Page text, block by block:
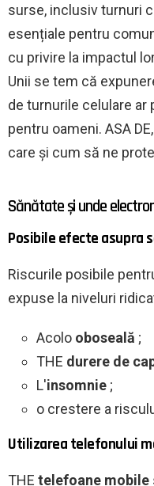
surse, inclusiv turnuri
esențiale pentru
cu privire la impactul
Unii se tem că
de turnurile celulare ar
pentru oameni. ASA DE,
care și cum să ne
Sănătate și unde
Posibile efecte asupra
Riscurile posibile
expuse la niveluri
Acolo oboseală ;
THE durere de
L'insomnie ;
o crestere a
Utilizarea telefonului
THE telefoane mobile